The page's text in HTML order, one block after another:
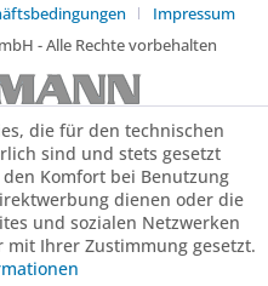
Impressum
- Alle Rechte vorbehalten
die für den technischen
sind und stets gesetzt
Komfort bei Benutzung
dienen oder die
und sozialen Netzwerken
Ihrer Zustimmung gesetzt.